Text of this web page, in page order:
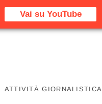
ATTIVITÀ GIORNALISTICA
Vai su YouTube